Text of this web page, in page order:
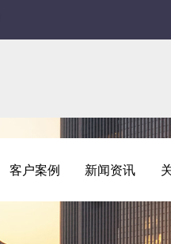
客户案例 新闻资讯